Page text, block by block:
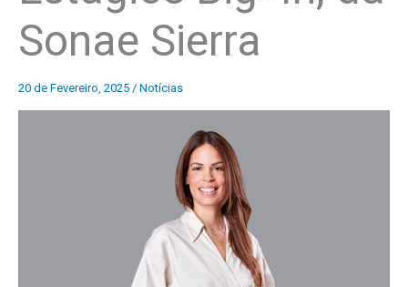
Sonae Sierra
20 de Fevereiro, 2025 / Notícias